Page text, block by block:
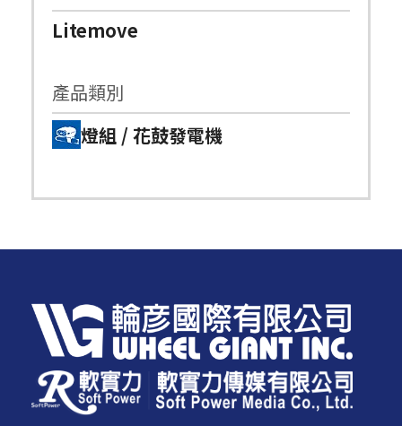
Litemove
產品類別
燈組 / 花鼓發電機